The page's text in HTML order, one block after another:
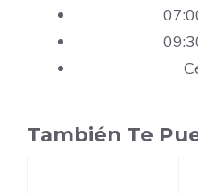
También Te